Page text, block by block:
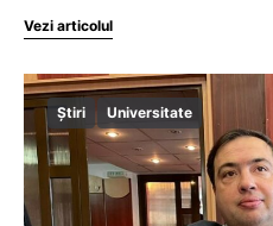
Vezi articolul
Știri Universitate